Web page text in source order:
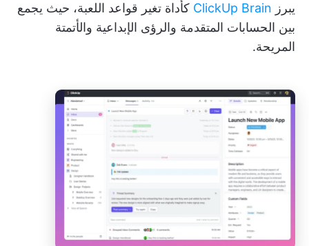
يبرز ClickUp Brain كأداة تغير قواعد اللعبة، حيث يجمع
بين الحسابات المتقدمة والرؤى الإبداعية والأتمتة
المريحة.